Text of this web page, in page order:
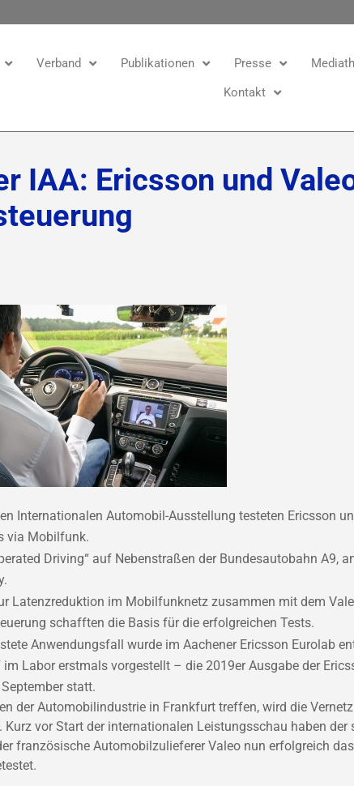
Verband Publikationen Presse
Kontakt
IAA: Ericsson und
Internationalen Automobil-Ausstellung testeten Ericsson
via Mobilfunk.
Driving“ auf Nebenstraßen der Bundesautobahn A9,
Latenzreduktion im Mobilfunknetz zusammen mit dem
schafften die Basis für die erfolgreichen Tests.
Anwendungsfall wurde im Aachener Ericsson Eurolab
Labor erstmals vorgestellt – die 2019er Ausgabe der
statt.
der Automobilindustrie in Frankfurt treffen, wird die
Kurz vor Start der internationalen Leistungsschau haben der
französische Automobilzulieferer Valeo nun erfolgreich